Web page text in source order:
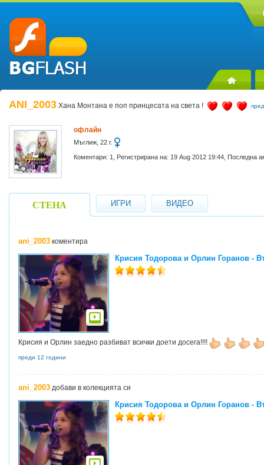
ANI_2003 Хана Монтана е поп принцесата на света !
офлайн
Мъглиж, 22 г.
Коментари: 1, Регистрирана на: 19 Aug 2012 19:44, Последна
СТЕНА ИГРИ ВИДЕО
ani_2003 коментира
Крисия Тодорова и Орлин Горанов -
Крисия и Орлин заедно разбиват всички доети досега!!!!
преди 12 години
ani_2003 добави в колекцията си
Крисия Тодорова и Орлин Горанов -